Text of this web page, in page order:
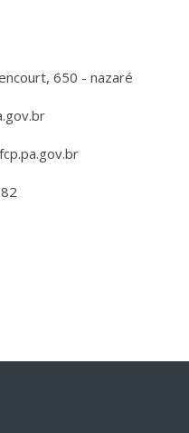
650 - nazaré